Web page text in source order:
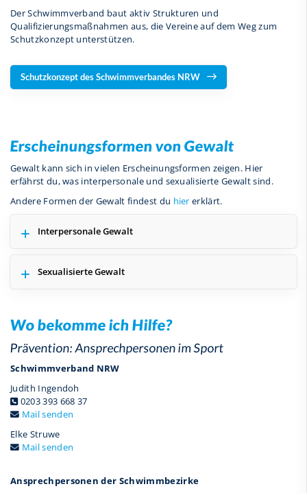
Der Schwimmverband baut aktiv Strukturen und
Qualifizierungsmaßnahmen aus, die Vereine auf dem Weg zum
Schutzkonzept unterstützen.
Schutzkonzept des Schwimmverbandes NRW
Erscheinungsformen von Gewalt
Gewalt kann sich in vielen Erscheinungsformen zeigen. Hier
erfährst du, was interpersonale und sexualisierte Gewalt sind.
Andere Formen der Gewalt findest du hier erklärt.
Interpersonale Gewalt
Sexualisierte Gewalt
Wo bekomme ich Hilfe?
Prävention: Ansprechpersonen im Sport
Schwimmverband NRW
Judith Ingendoh
0203 393 668 37
Mail senden
Elke Struwe
Mail senden
Ansprechpersonen der Schwimmbezirke